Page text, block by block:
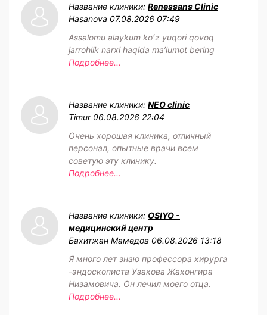
Название клиники: Renessans Clinic
Hasanova 07.08.2026 07:49
Assalomu alaykum koʻz yuqori qovoq
jarrohlik narxi haqida maʼlumot bering
Подробнее...
Название клиники: NEO clinic
Timur 06.08.2026 22:04
Очень хорошая клиника, отличный
персонал, опытные врачи всем
советую эту клинику.
Подробнее...
Название клиники: OSIYO -
медицинский центр
Бахитжан Мамедов 06.08.2026 13:18
Я много лет знаю профессора хирурга
-эндоскописта Узакова Жахонгира
Низамовича. Он лечил моего отца.
Подробнее...